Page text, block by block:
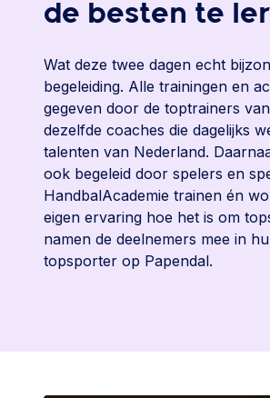
de besten te
Wat deze twee dagen echt
begeleiding. Alle trainingen en
gegeven door de toptrainers
dezelfde coaches die dagelijks
talenten van Nederland.
ook begeleid door spelers en
HandbalAcademie trainen én
eigen ervaring hoe het is om
namen de deelnemers mee in
topsporter op Papendal.